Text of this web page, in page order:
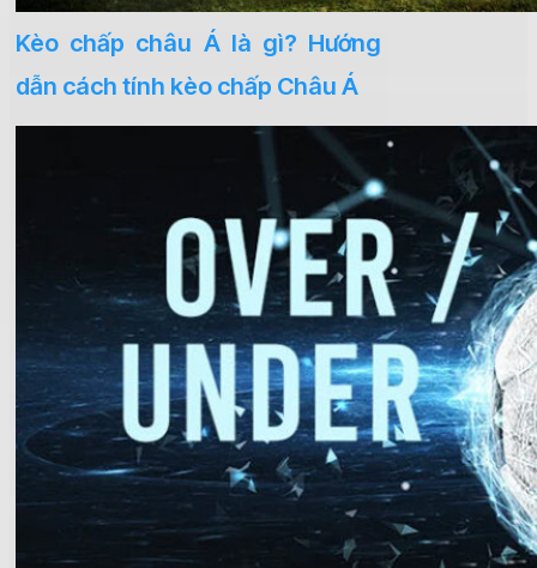
Kèo chấp châu Á là gì? Hướng
dẫn cách tính kèo chấp Châu Á